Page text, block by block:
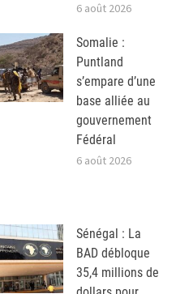
6 août 2026
Somalie :
Puntland
s’empare d’une
base alliée au
gouvernement
Fédéral
6 août 2026
Sénégal : La
BAD débloque
35,4 millions de